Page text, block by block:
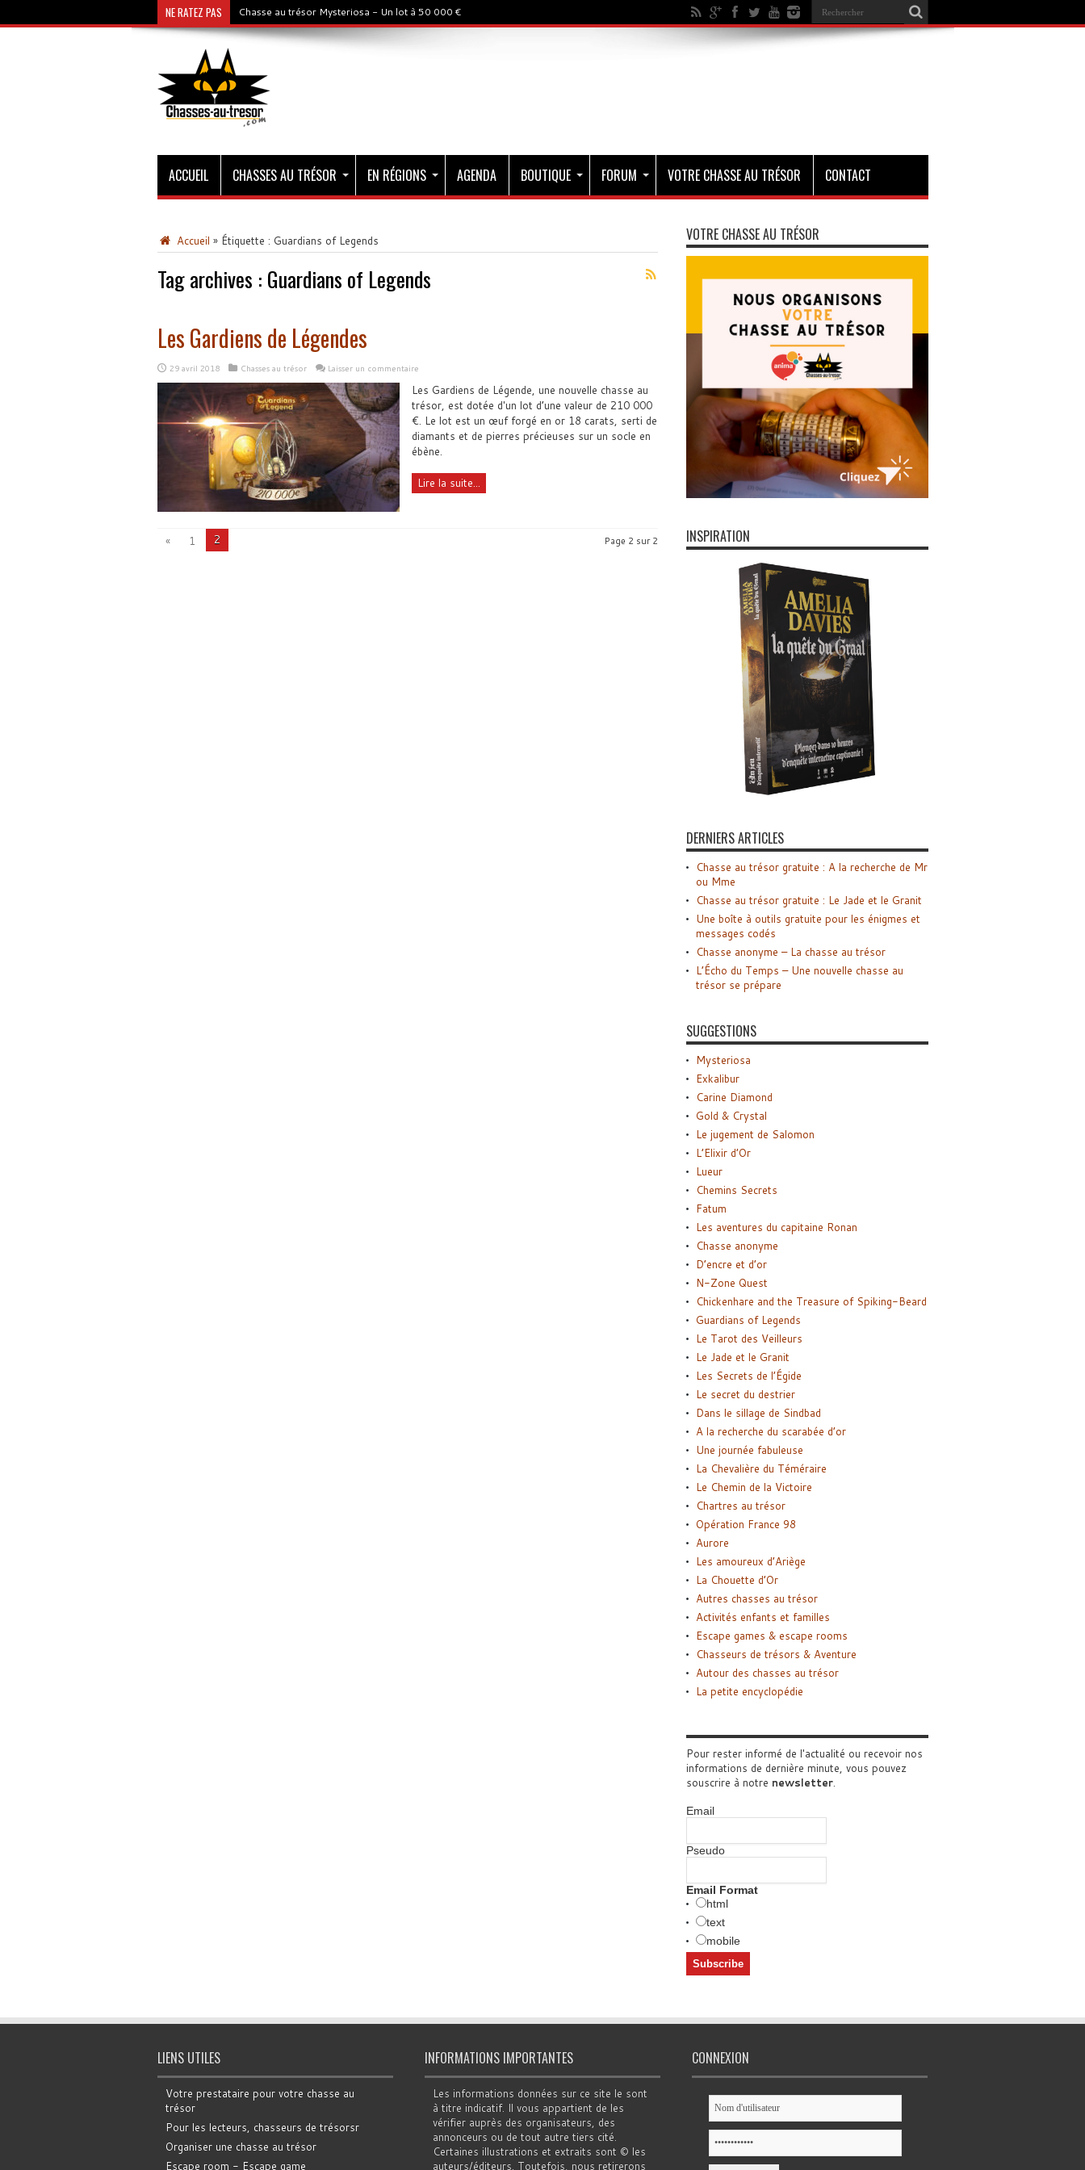
NE RATEZ PAS Chasse au trésor Mysteriosa - Un lot à 50 000 €
ACCUEIL CHASSES AU TRÉSOR EN RÉGIONS AGENDA BOUTIQUE FORUM VOTRE CHASSE AU TRÉSOR CONTACT
Accueil » Étiquette : Guardians of Legends
Tag archives : Guardians of Legends
Les Gardiens de Légendes
29 avril 2018 Chasses au trésor Laisser un commentaire
Les Gardiens de Légende, une nouvelle chasse au
trésor, est dotée d'un lot d’une valeur de 210 000
€. Le lot est un œuf forgé en or 18 carats, serti de
diamants et de pierres précieuses sur un socle en
ébène.
Lire la suite...
Page 2 sur 2
« 1 2
VOTRE CHASSE AU TRÉSOR
INSPIRATION
DERNIERS ARTICLES
Chasse au trésor gratuite : A la recherche de Mr
ou Mme
Chasse au trésor gratuite : Le Jade et le Granit
Une boîte à outils gratuite pour les énigmes et
messages codés
Chasse anonyme – La chasse au trésor
L’Écho du Temps – Une nouvelle chasse au
trésor se prépare
SUGGESTIONS
Mysteriosa
Exkalibur
Carine Diamond
Gold & Crystal
Le jugement de Salomon
L’Elixir d’Or
Lueur
Chemins Secrets
Fatum
Les aventures du capitaine Ronan
Chasse anonyme
D’encre et d’or
N-Zone Quest
Chickenhare and the Treasure of Spiking-Beard
Guardians of Legends
Le Tarot des Veilleurs
Le Jade et le Granit
Les Secrets de l’Égide
Le secret du destrier
Dans le sillage de Sindbad
A la recherche du scarabée d’or
Une journée fabuleuse
La Chevalière du Téméraire
Le Chemin de la Victoire
Chartres au trésor
Opération France 98
Aurore
Les amoureux d’Ariège
La Chouette d’Or
Autres chasses au trésor
Activités enfants et familles
Escape games & escape rooms
Chasseurs de trésors & Aventure
Autour des chasses au trésor
La petite encyclopédie
Pour rester informé de l'actualité ou recevoir nos
informations de dernière minute, vous pouvez
souscrire à notre newsletter.
Email
Pseudo
Email Format
html
text
mobile
LIENS UTILES
Votre prestataire pour votre chasse au
trésor
Pour les lecteurs, chasseurs de trésorsr
Organiser une chasse au trésor
Escape room - Escape game
INFORMATIONS IMPORTANTES
Les informations données sur ce site le sont
à titre indicatif. Il vous appartient de les
vérifier auprès des organisateurs, des
annonceurs ou de tout autre tiers cité.
Certaines illustrations et extraits sont © les
auteurs/éditeurs. Toutefois, nous retirerons
CONNEXION